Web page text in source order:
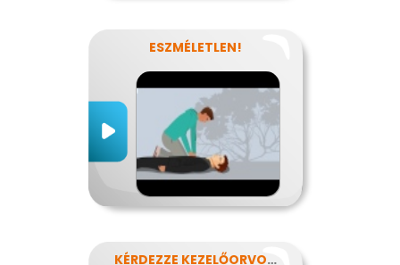
ESZMÉLETLEN!
KÉRDEZZE KEZELŐORVOSÁT?